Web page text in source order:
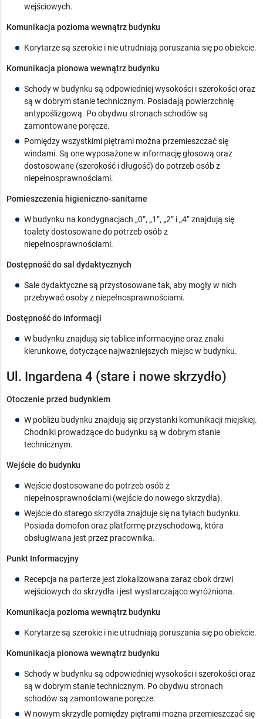
wejściowych.
Komunikacja pozioma wewnątrz budynku
Korytarze są szerokie i nie utrudniają poruszania się po obiekcie.
Komunikacja pionowa wewnątrz budynku
Schody w budynku są odpowiedniej wysokości i szerokości oraz
są w dobrym stanie technicznym. Posiadają powierzchnię
antypoślizgową. Po obydwu stronach schodów są
zamontowane poręcze.
Pomiędzy wszystkimi piętrami można przemieszczać się
windami. Są one wyposażone w informację głosową oraz
dostosowane (szerokość i długość) do potrzeb osób z
niepełnosprawnościami.
Pomieszczenia higieniczno-sanitarne
W budynku na kondygnacjach „0”, „1”, „2” i „4” znajdują się
toalety dostosowane do potrzeb osób z
niepełnosprawnościami.
Dostępność do sal dydaktycznych
Sale dydaktyczne są przystosowane tak, aby mogły w nich
przebywać osoby z niepełnosprawnościami.
Dostępność do informacji
W budynku znajdują się tablice informacyjne oraz znaki
kierunkowe, dotyczące najważniejszych miejsc w budynku.
Ul. Ingardena 4 (stare i nowe skrzydło)
Otoczenie przed budynkiem
W pobliżu budynku znajdują się przystanki komunikacji miejskiej.
Chodniki prowadzące do budynku są w dobrym stanie
technicznym.
Wejście do budynku
Wejście dostosowane do potrzeb osób z
niepełnosprawnościami (wejście do nowego skrzydła).
Wejście do starego skrzydła znajduje się na tyłach budynku.
Posiada domofon oraz platformę przyschodową, która
obsługiwana jest przez pracownika.
Punkt Informacyjny
Recepcja na parterze jest zlokalizowana zaraz obok drzwi
wejściowych do skrzydła i jest wystarczająco wyróżniona.
Komunikacja pozioma wewnątrz budynku
Korytarze są szerokie i nie utrudniają poruszania się po obiekcie.
Komunikacja pionowa wewnątrz budynku
Schody w budynku są odpowiedniej wysokości i szerokości oraz
są w dobrym stanie technicznym. Po obydwu stronach
schodów są zamontowane poręcze.
W nowym skrzydle pomiędzy piętrami można przemieszczać się